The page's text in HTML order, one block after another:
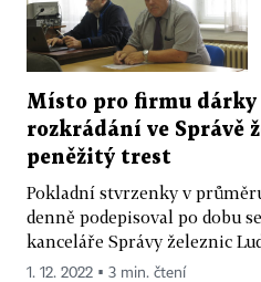
Místo pro firmu dárky
rozkrádání ve Správě
peněžitý trest
Pokladní stvrzenky v
denně podepisoval po dobu
kanceláře Správy železnic
1. 12. 2022 ▪ 3 min. čtení